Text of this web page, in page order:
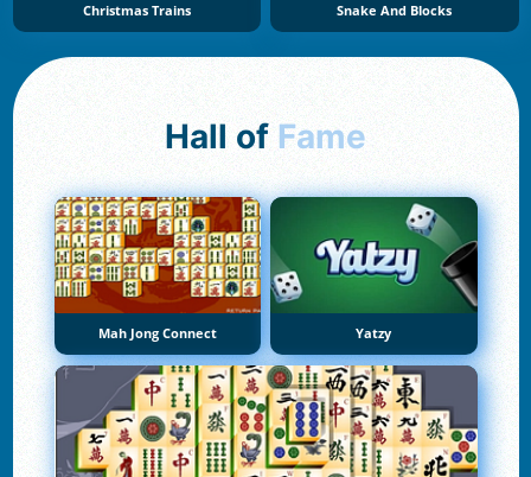
Christmas Trains Snake And Blocks
Hall of Fame
Mah Jong Connect Yatzy